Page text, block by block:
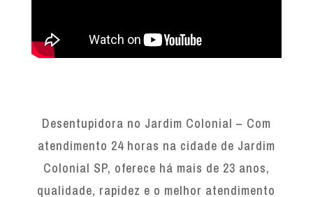
Desentupidora no Jardim Colonial – Com
atendimento 24 horas na cidade de Jardim
Colonial SP, oferece há mais de 23 anos,
qualidade, rapidez e o melhor atendimento